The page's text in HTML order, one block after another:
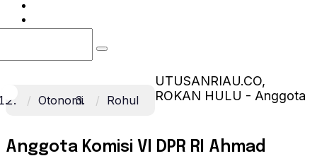
Otonomi Rohul
Anggota Komisi VI DPR RI Ahmad
UTUSANRIAU.CO,
ROKAN HULU - Anggota